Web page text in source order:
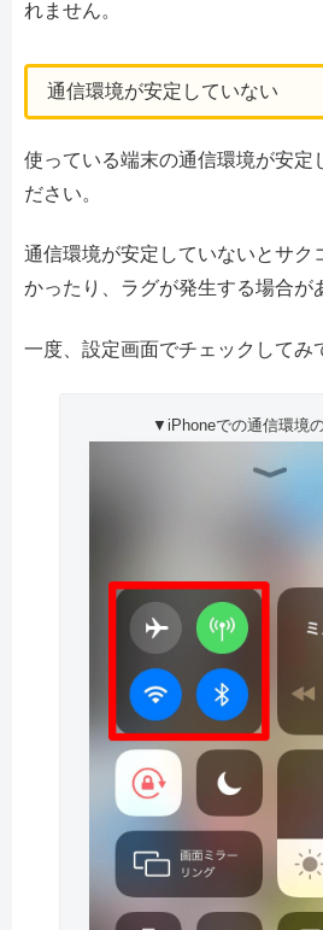
れません。
通信環境が安定していない
使っている端末の通信環境が安定
ださい。
通信環境が安定していないとサク
かったり、ラグが発生する場合が
一度、設定画面でチェックしてみ
▼iPhoneでの通信環境